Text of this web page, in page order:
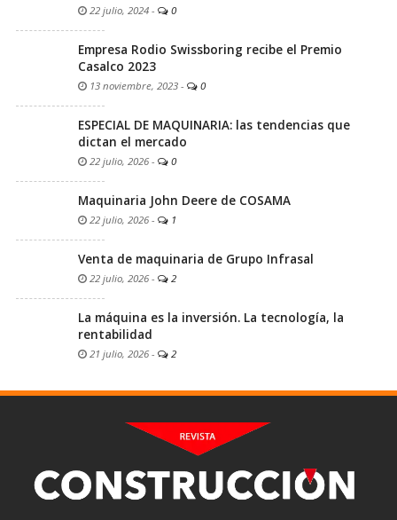
22 julio, 2024 - 0
Empresa Rodio Swissboring recibe el Premio
Casalco 2023
13 noviembre, 2023 - 0
ESPECIAL DE MAQUINARIA: las tendencias que
dictan el mercado
22 julio, 2026 - 0
Maquinaria John Deere de COSAMA
22 julio, 2026 - 1
Venta de maquinaria de Grupo Infrasal
22 julio, 2026 - 2
La máquina es la inversión. La tecnología, la
rentabilidad
21 julio, 2026 - 2